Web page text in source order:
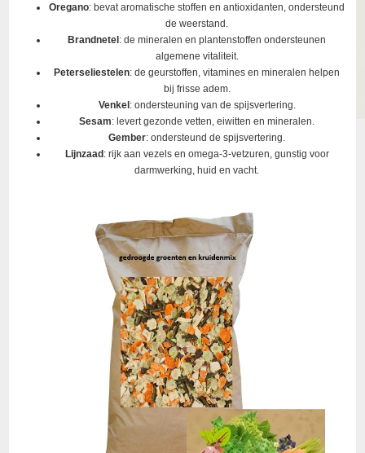
Oregano: bevat aromatische stoffen en antioxidanten, ondersteund
de weerstand.
Brandnetel: de mineralen en plantenstoffen ondersteunen
algemene vitaliteit.
Peterseliestelen: de geurstoffen, vitamines en mineralen helpen
bij frisse adem.
Venkel: ondersteuning van de spijsvertering.
Sesam: levert gezonde vetten, eiwitten en mineralen.
Gember: ondersteund de spijsvertering.
Lijnzaad: rijk aan vezels en omega-3-vetzuren, gunstig voor
darmwerking, huid en vacht.